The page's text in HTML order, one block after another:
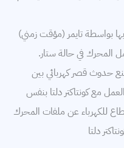
بواسطة تايمر (مؤقت زمني)
المحرك في حالة ستار.
حدوث قصر كهربائي بين
مع كونتاكتر دلتا بنفس
للكهرباء عن ملفات المحرك
دلتا